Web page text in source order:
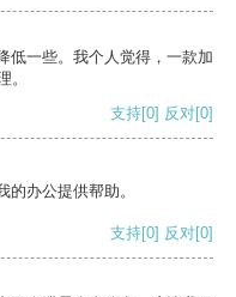
低一些。我个人觉得，一款加
。
支持[0] 反对[0]
办公提供帮助。
支持[0] 反对[0]